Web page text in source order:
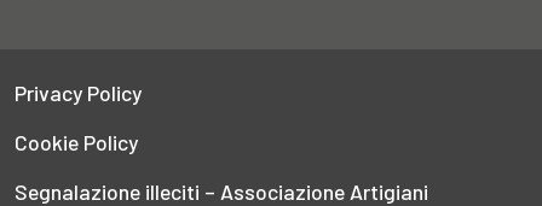
Privacy Policy
Cookie Policy
Segnalazione illeciti – Associazione Artigiani